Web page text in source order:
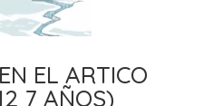
EL ARTICO
7 AÑOS)